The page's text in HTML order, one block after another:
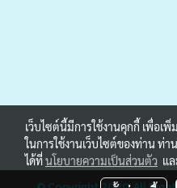
เว็บไซต์นี้มีการใช้งานคุกกี้ เพื่อ
ในการใช้งานเว็บไซต์ของท่าน ท่
ได้ที่นโยบายความเป็นส่วนตัว แ